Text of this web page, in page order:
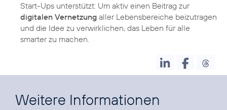
Start-Ups unterstützt: Um aktiv einen Beitrag zur
digitalen Vernetzung aller Lebensbereiche beizutragen
und die Idee zu verwirklichen, das Leben für alle
smarter zu machen.
Weitere Informationen